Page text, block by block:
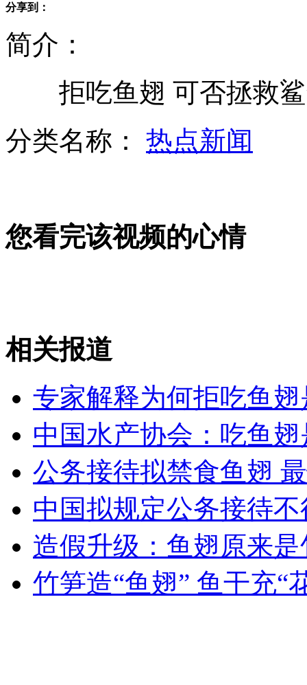
韩媒:日"军援"仓促"上阵"或引争议
北京第1高楼“中国尊”高528米
山西运城恶犬咬伤多人 警民合力深夜将其击毙
女孩北京地铁殴打老人 痛下狠手拳打脚踢
无痛分娩是否安全 医生回应
外交部：反对强权政治霸凌主义
分享到：
简介：
拒吃鱼翅 可否拯救鲨
分类名称： 热点新闻
您看完该视频的心情
相关报道
专家解释为何拒吃鱼
中国水产协会：吃鱼
公务接待拟禁食鱼翅
中国拟规定公务接待
造假升级：鱼翅原来
竹笋造“鱼翅” 鱼干充“